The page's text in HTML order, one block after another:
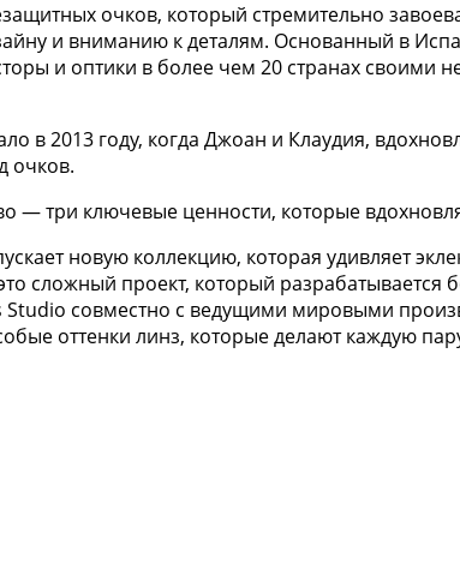
очков, который стремительно
и вниманию к деталям. Основанный в
и оптики в более чем 20 странах
в 2013 году, когда Джоан и Клаудия,
очков.
— три ключевые ценности, которые
новую коллекцию, которая удивляет
сложный проект, который разрабатывается
совместно с ведущими мировыми
оттенки линз, которые делают каждую